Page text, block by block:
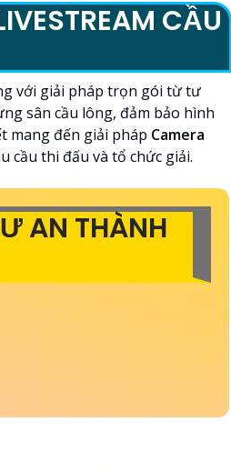
CẦU
với giải pháp trọn gói từ tư
sân cầu lông, đảm bảo hình
mang đến giải pháp Camera
cầu thi đấu và tổ chức giải.
AN THÀNH